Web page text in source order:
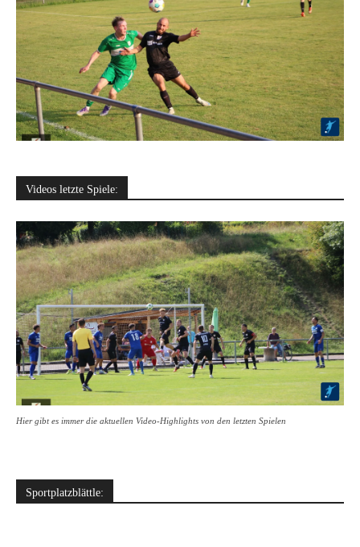
Videos letzte Spiele:
Hier gibt es immer die aktuellen Video-Highlights von den letzten Spielen
Sportplatzblättle: